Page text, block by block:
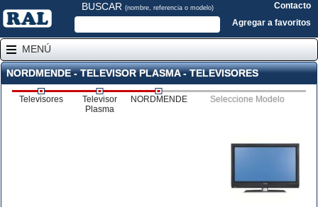
BUSCAR (nombre, referencia o modelo)
Contacto
Agregar a favoritos
MENÚ
NORDMENDE - TELEVISOR PLASMA - TELEVISORES
Televisores
Televisor
Plasma
NORDMENDE Seleccione Modelo